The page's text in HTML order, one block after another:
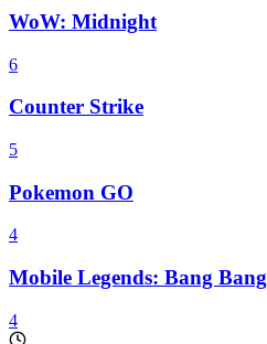
WoW: Midnight
6
Counter Strike
5
Pokemon GO
4
Mobile Legends: Bang Bang
4